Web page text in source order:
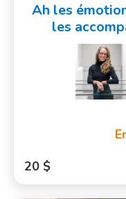
Ah les
les
20 $